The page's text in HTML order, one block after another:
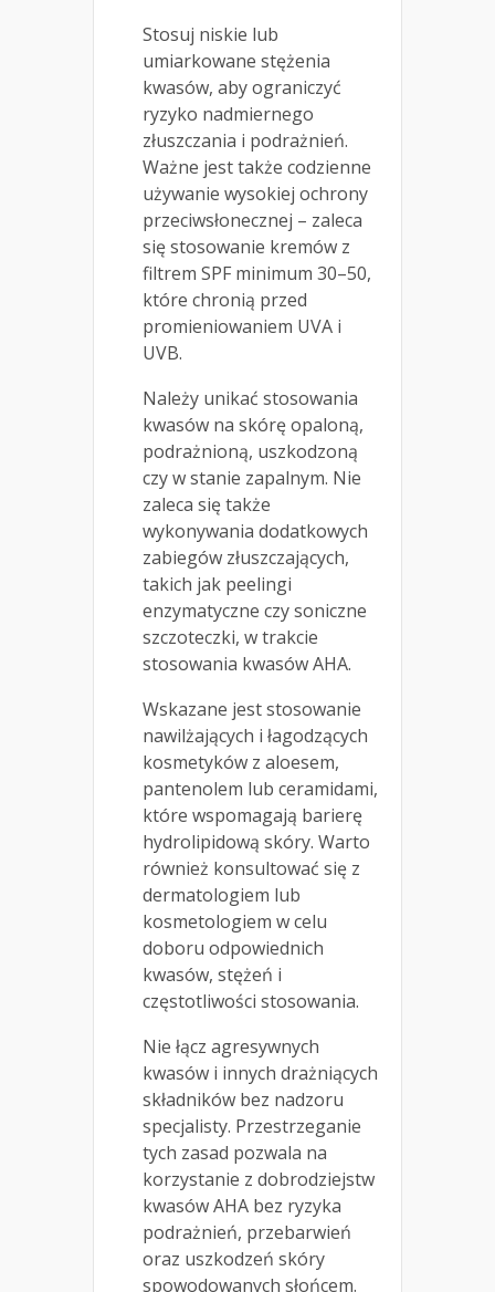
Stosuj niskie lub
umiarkowane stężenia
kwasów, aby ograniczyć
ryzyko nadmiernego
złuszczania i podrażnień.
Ważne jest także codzienne
używanie wysokiej ochrony
przeciwsłonecznej – zaleca
się stosowanie kremów z
filtrem SPF minimum 30–50,
które chronią przed
promieniowaniem UVA i
UVB.
Należy unikać stosowania
kwasów na skórę opaloną,
podrażnioną, uszkodzoną
czy w stanie zapalnym. Nie
zaleca się także
wykonywania dodatkowych
zabiegów złuszczających,
takich jak peelingi
enzymatyczne czy soniczne
szczoteczki, w trakcie
stosowania kwasów AHA.
Wskazane jest stosowanie
nawilżających i łagodzących
kosmetyków z aloesem,
pantenolem lub ceramidami,
które wspomagają barierę
hydrolipidową skóry. Warto
również konsultować się z
dermatologiem lub
kosmetologiem w celu
doboru odpowiednich
kwasów, stężeń i
częstotliwości stosowania.
Nie łącz agresywnych
kwasów i innych drażniących
składników bez nadzoru
specjalisty. Przestrzeganie
tych zasad pozwala na
korzystanie z dobrodziejstw
kwasów AHA bez ryzyka
podrażnień, przebarwień
oraz uszkodzeń skóry
spowodowanych słońcem.